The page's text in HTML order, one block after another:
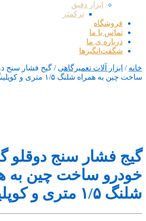
ابزار دقیق
ترکمتر
فروشگاه
تماس با ما
درباره ی ما
شگفت‌انگیزها
خانه / ابزار آلات تعمیرگاهی / گیج فشار سنج
ساخت چین به همراه شلنگ ۱/۵ متری و کوپلینگ
گیج فشار سنج دوقلو
خودرو ساخت چین به
شلنگ ۱/۵ متری و کوپلینگ